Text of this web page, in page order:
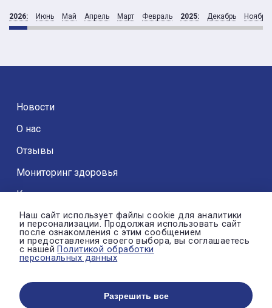
2026: Июнь Май Апрель Март Февраль 2025: Декабрь Ноябрь
Новости
О нас
Отзывы
Мониторинг здоровья
Контакты
© Автономная некоммерческая организация «ДРОЗД»
Настройки cookie
Наш сайт использует файлы cookie для аналитики
и персонализации. Продолжая использовать сайт
после ознакомления с этим сообщением
и предоставления своего выбора, вы соглашаетесь
с нашей Политикой обработки
персональных данных
Разрешить все